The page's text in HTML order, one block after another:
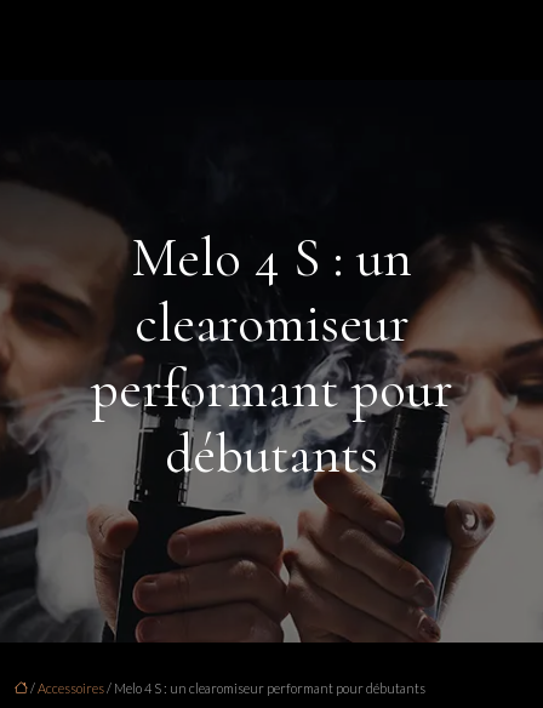
Melo 4 S : un
clearomiseur
performant pour
débutants
/Accessoires/ Melo 4 S : un clearomiseur performant pour débutants